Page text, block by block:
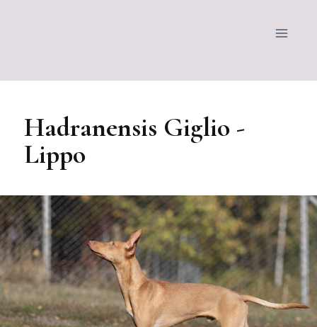
Hadranensis Giglio -
Lippo